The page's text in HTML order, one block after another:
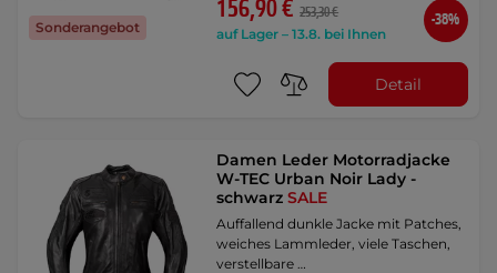
Sonderangebot
156,90 € 253,30 €
auf Lager – 13.8. bei Ihnen
-38%
Detail
Damen Leder Motorradjacke
W-TEC Urban Noir Lady -
schwarzSALE
Auffallend dunkle Jacke mit Patches,
weiches Lammleder, viele Taschen,
verstellbare …